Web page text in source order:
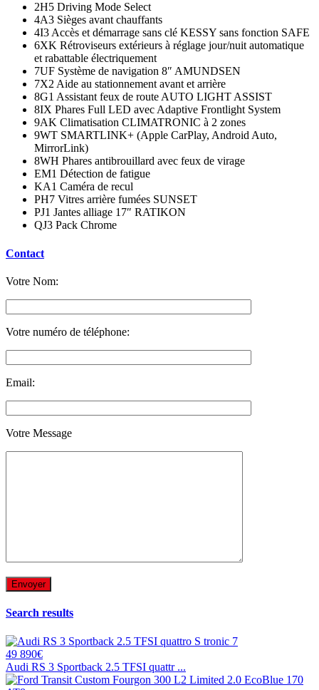
2H5 Driving Mode Select
4A3 Sièges avant chauffants
4I3 Accès et démarrage sans clé KESSY sans fonction SAFE
6XK Rétroviseurs extérieurs à réglage jour/nuit automatique
et rabattable électriquement
7UF Système de navigation 8″ AMUNDSEN
7X2 Aide au stationnement avant et arrière
8G1 Assistant feux de route AUTO LIGHT ASSIST
8IX Phares Full LED avec Adaptive Frontlight System
9AK Climatisation CLIMATRONIC à 2 zones
9WT SMARTLINK+ (Apple CarPlay, Android Auto,
MirrorLink)
8WH Phares antibrouillard avec feux de virage
EM1 Détection de fatigue
KA1 Caméra de recul
PH7 Vitres arrière fumées SUNSET
PJ1 Jantes alliage 17″ RATIKON
QJ3 Pack Chrome
Contact
Votre Nom:
Votre numéro de téléphone:
Email:
Votre Message
Search results
49 890€
Audi RS 3 Sportback 2.5 TFSI quattr ...